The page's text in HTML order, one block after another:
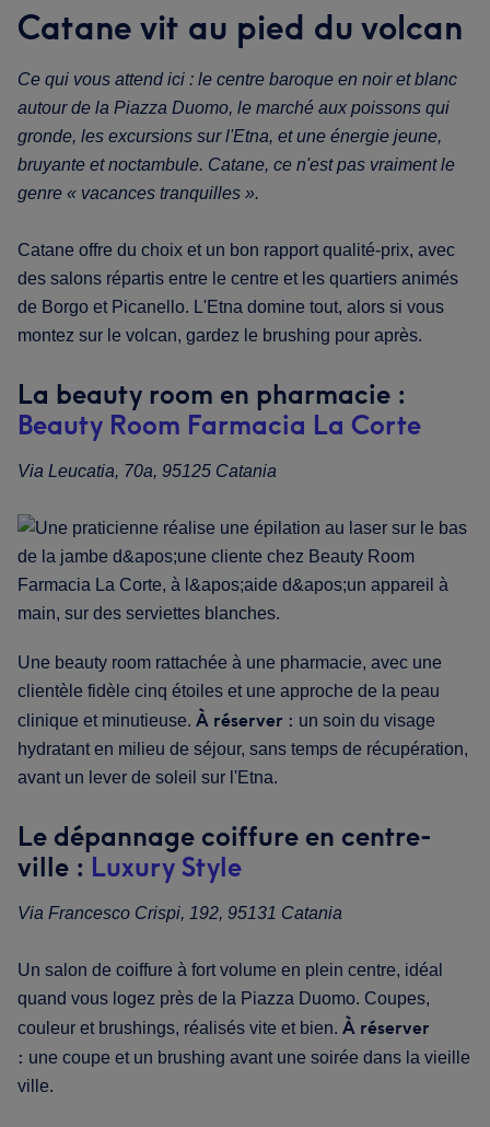
Catane vit au pied du volcan
Ce qui vous attend ici : le centre baroque en noir et blanc
autour de la Piazza Duomo, le marché aux poissons qui
gronde, les excursions sur l'Etna, et une énergie jeune,
bruyante et noctambule. Catane, ce n'est pas vraiment le
genre « vacances tranquilles ».
Catane offre du choix et un bon rapport qualité-prix, avec
des salons répartis entre le centre et les quartiers animés
de Borgo et Picanello. L'Etna domine tout, alors si vous
montez sur le volcan, gardez le brushing pour après.
La beauty room en pharmacie :
Beauty Room Farmacia La Corte
Via Leucatia, 70a, 95125 Catania
Une beauty room rattachée à une pharmacie, avec une
clientèle fidèle cinq étoiles et une approche de la peau
clinique et minutieuse. À réserver : un soin du visage
hydratant en milieu de séjour, sans temps de récupération,
avant un lever de soleil sur l'Etna.
Le dépannage coiffure en centre-
ville : Luxury Style
Via Francesco Crispi, 192, 95131 Catania
Un salon de coiffure à fort volume en plein centre, idéal
quand vous logez près de la Piazza Duomo. Coupes,
couleur et brushings, réalisés vite et bien. À réserver
: une coupe et un brushing avant une soirée dans la vieille
ville.